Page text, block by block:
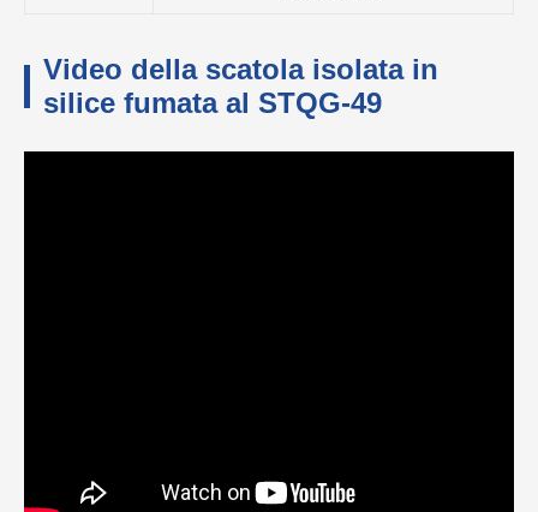
Video della scatola isolata in
silice fumata al STQG-49